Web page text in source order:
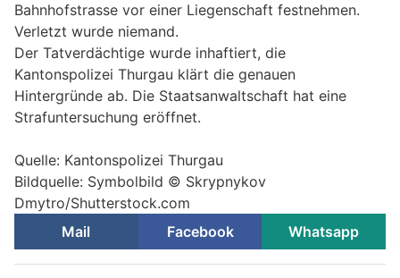
Bahnhofstrasse vor einer Liegenschaft festnehmen.
Verletzt wurde niemand.
Der Tatverdächtige wurde inhaftiert, die
Kantonspolizei Thurgau klärt die genauen
Hintergründe ab. Die Staatsanwaltschaft hat eine
Strafuntersuchung eröffnet.
Quelle: Kantonspolizei Thurgau
Bildquelle: Symbolbild © Skrypnykov
Dmytro/Shutterstock.com
Mail
Facebook Whatsapp